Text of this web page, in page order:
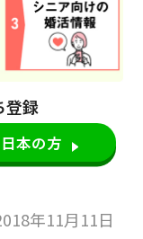
登録
本の方
年11月11日